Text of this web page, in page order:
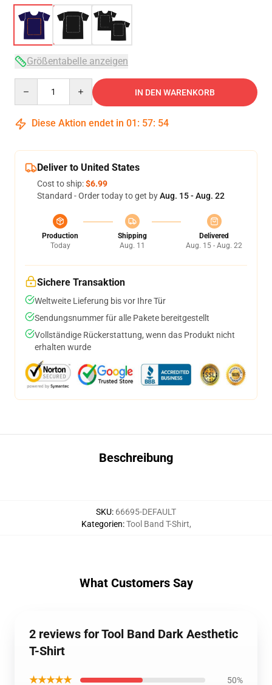
Größentabelle anzeigen
IN DEN WARENKORB
Diese Aktion endet in 01 : 57: 54
Deliver to United States
Cost to ship:$6.99
Standard - Order today to get byAug. 15 - Aug. 22
Production
Today
Shipping
Aug. 11
Delivered
Aug. 15 - Aug. 22
Sichere Transaktion
Weltweite Lieferung bis vor Ihre Tür
Sendungsnummer für alle Pakete bereitgestellt
Vollständige Rückerstattung, wenn das Produkt nicht
erhalten wurde
Beschreibung
SKU: 66695-DEFAULT
Kategorien:Tool Band T-Shirt,
What Customers Say
2 reviews for Tool Band Dark Aesthetic
T-Shirt
★★★★★ 50%